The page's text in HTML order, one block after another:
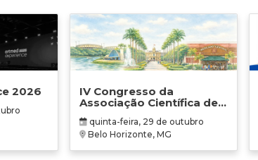
2026
IV Congresso da
Associação Científica de
Terapia Ocupacional em
Contextos Hospitalares e
Cuidados Paliativos -
ATOHOSP
quinta-feira, 29 de outubro
Belo Horizonte, MG